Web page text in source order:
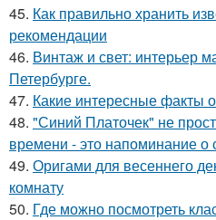
45. Как правильно хранить
рекомендации
46. Винтаж и свет: интерьер
Петербурге.
47. Какие интересные факты
48. "Синий Платочек" не
времени - это напоминание о
49. Оригами для весеннего
комнату
50. Где можно посмотреть